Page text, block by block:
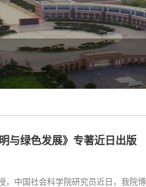
与绿色发展》专著近日出版
，中国社会科学院研究员近日，我院